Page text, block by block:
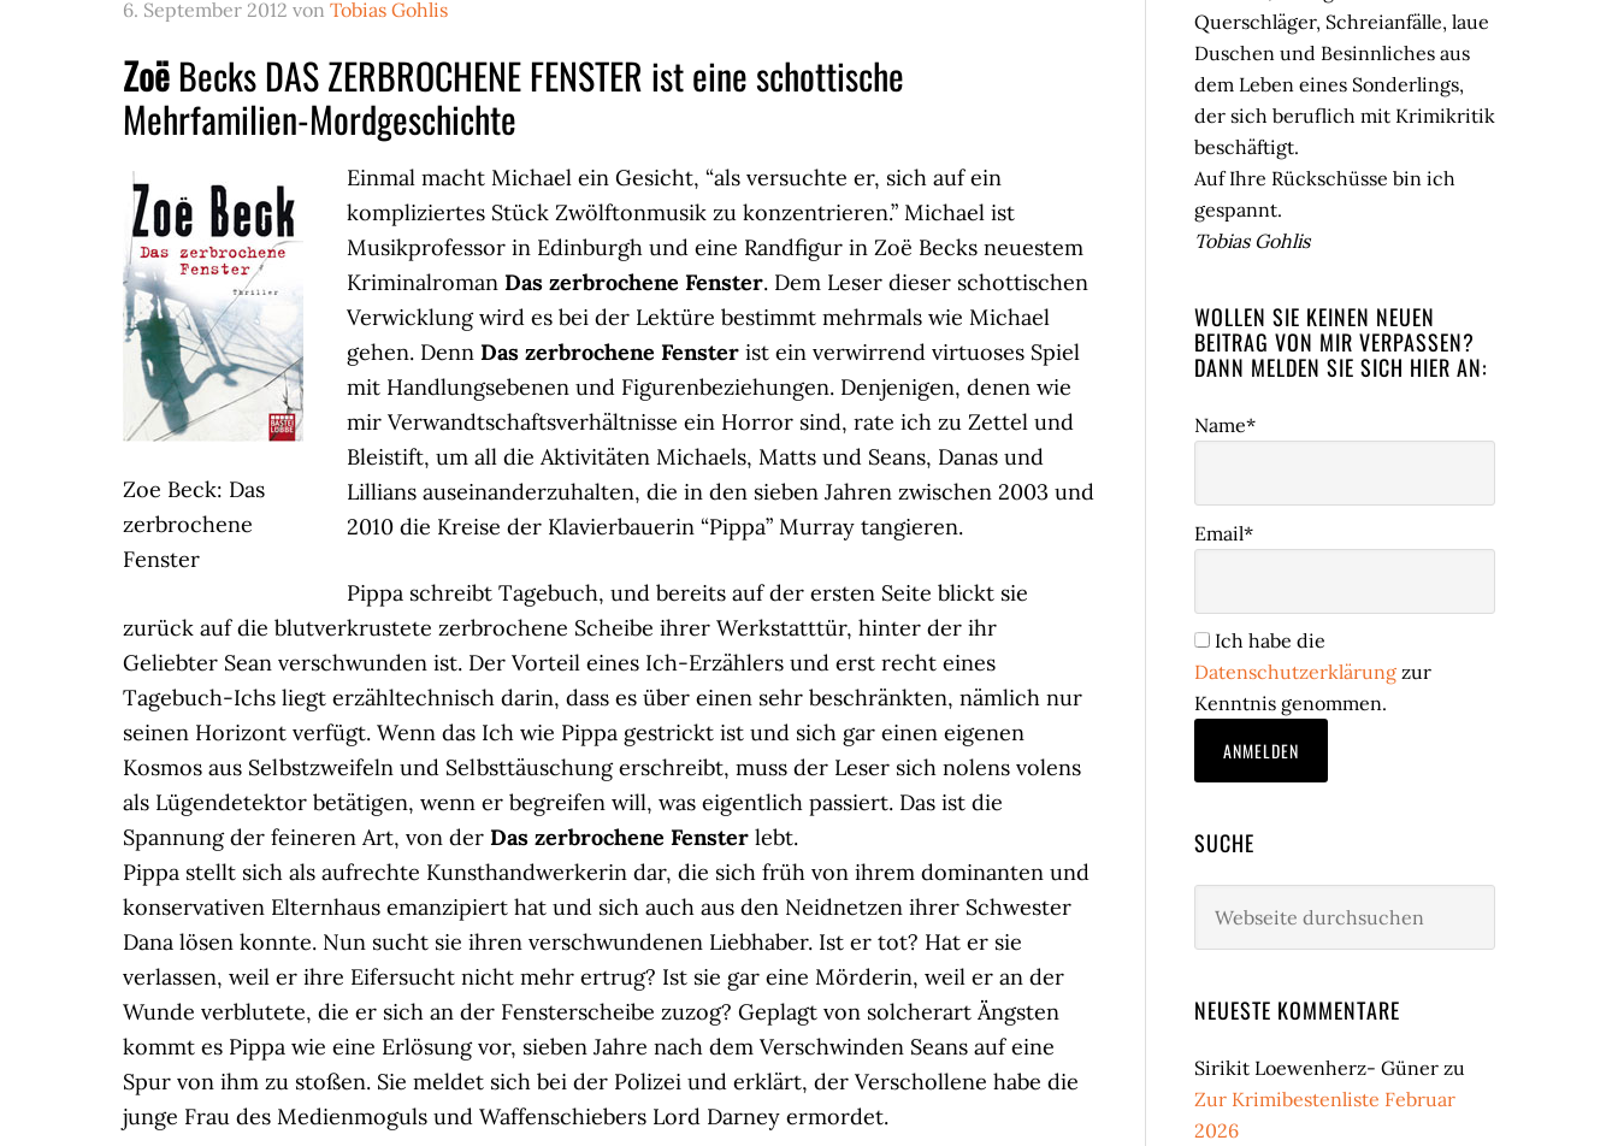
6. September 2012 von Tobias Gohlis
ZoëBecks DAS ZERBROCHENE FENSTER ist eine schottische
Mehrfamilien-Mordgeschichte
Zoe Beck: Das
zerbrochene
Fenster
Einmal macht Michael ein Gesicht, “als versuchte er, sich auf ein
kompliziertes Stück Zwölftonmusik zu konzentrieren.” Michael ist
Musikprofessor in Edinburgh und eine Randfigur in Zoë Becks neuestem
Kriminalroman Das zerbrochene Fenster. Dem Leser dieser schottischen
Verwicklung wird es bei der Lektüre bestimmt mehrmals wie Michael
gehen. Denn Das zerbrochene Fenster ist ein verwirrend virtuoses Spiel
mit Handlungsebenen und Figurenbeziehungen. Denjenigen, denen wie
mir Verwandtschaftsverhältnisse ein Horror sind, rate ich zu Zettel und
Bleistift, um all die Aktivitäten Michaels, Matts und Seans, Danas und
Lillians auseinanderzuhalten, die in den sieben Jahren zwischen 2003 und
2010 die Kreise der Klavierbauerin “Pippa” Murray tangieren.
Pippa schreibt Tagebuch, und bereits auf der ersten Seite blickt sie
zurück auf die blutverkrustete zerbrochene Scheibe ihrer Werkstatttür, hinter der ihr
Geliebter Sean verschwunden ist. Der Vorteil eines Ich-Erzählers und erst recht eines
Tagebuch-Ichs liegt erzähltechnisch darin, dass es über einen sehr beschränkten, nämlich nur
seinen Horizont verfügt. Wenn das Ich wie Pippa gestrickt ist und sich gar einen eigenen
Kosmos aus Selbstzweifeln und Selbsttäuschung erschreibt, muss der Leser sich nolens volens
als Lügendetektor betätigen, wenn er begreifen will, was eigentlich passiert. Das ist die
Spannung der feineren Art, von der Das zerbrochene Fenster lebt.
Pippa stellt sich als aufrechte Kunsthandwerkerin dar, die sich früh von ihrem dominanten und
konservativen Elternhaus emanzipiert hat und sich auch aus den Neidnetzen ihrer Schwester
Dana lösen konnte. Nun sucht sie ihren verschwundenen Liebhaber. Ist er tot? Hat er sie
verlassen, weil er ihre Eifersucht nicht mehr ertrug? Ist sie gar eine Mörderin, weil er an der
Wunde verblutete, die er sich an der Fensterscheibe zuzog? Geplagt von solcherart Ängsten
kommt es Pippa wie eine Erlösung vor, sieben Jahre nach dem Verschwinden Seans auf eine
Spur von ihm zu stoßen. Sie meldet sich bei der Polizei und erklärt, der Verschollene habe die
junge Frau des Medienmoguls und Waffenschiebers Lord Darney ermordet.
Querschläger, Schreianfälle, laue
Duschen und Besinnliches aus
dem Leben eines Sonderlings,
der sich beruflich mit Krimikritik
beschäftigt.
Auf Ihre Rückschüsse bin ich
gespannt.
Tobias Gohlis
WOLLEN SIE KEINEN NEUEN
BEITRAG VON MIR VERPASSEN?
DANN MELDEN SIE SICH HIER AN:
Name*
Email*
Ich habe die
Datenschutzerklärung zur
Kenntnis genommen.
SUCHE
durchsuchen
NEUESTE KOMMENTARE
Sirikit Loewenherz- Güner zu
Zur Krimibestenliste Februar
2026